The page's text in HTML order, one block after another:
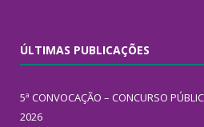
ÚLTIMAS PUBLICAÇÕES
5ª CONVOCAÇÃO – CONCURSO
2026